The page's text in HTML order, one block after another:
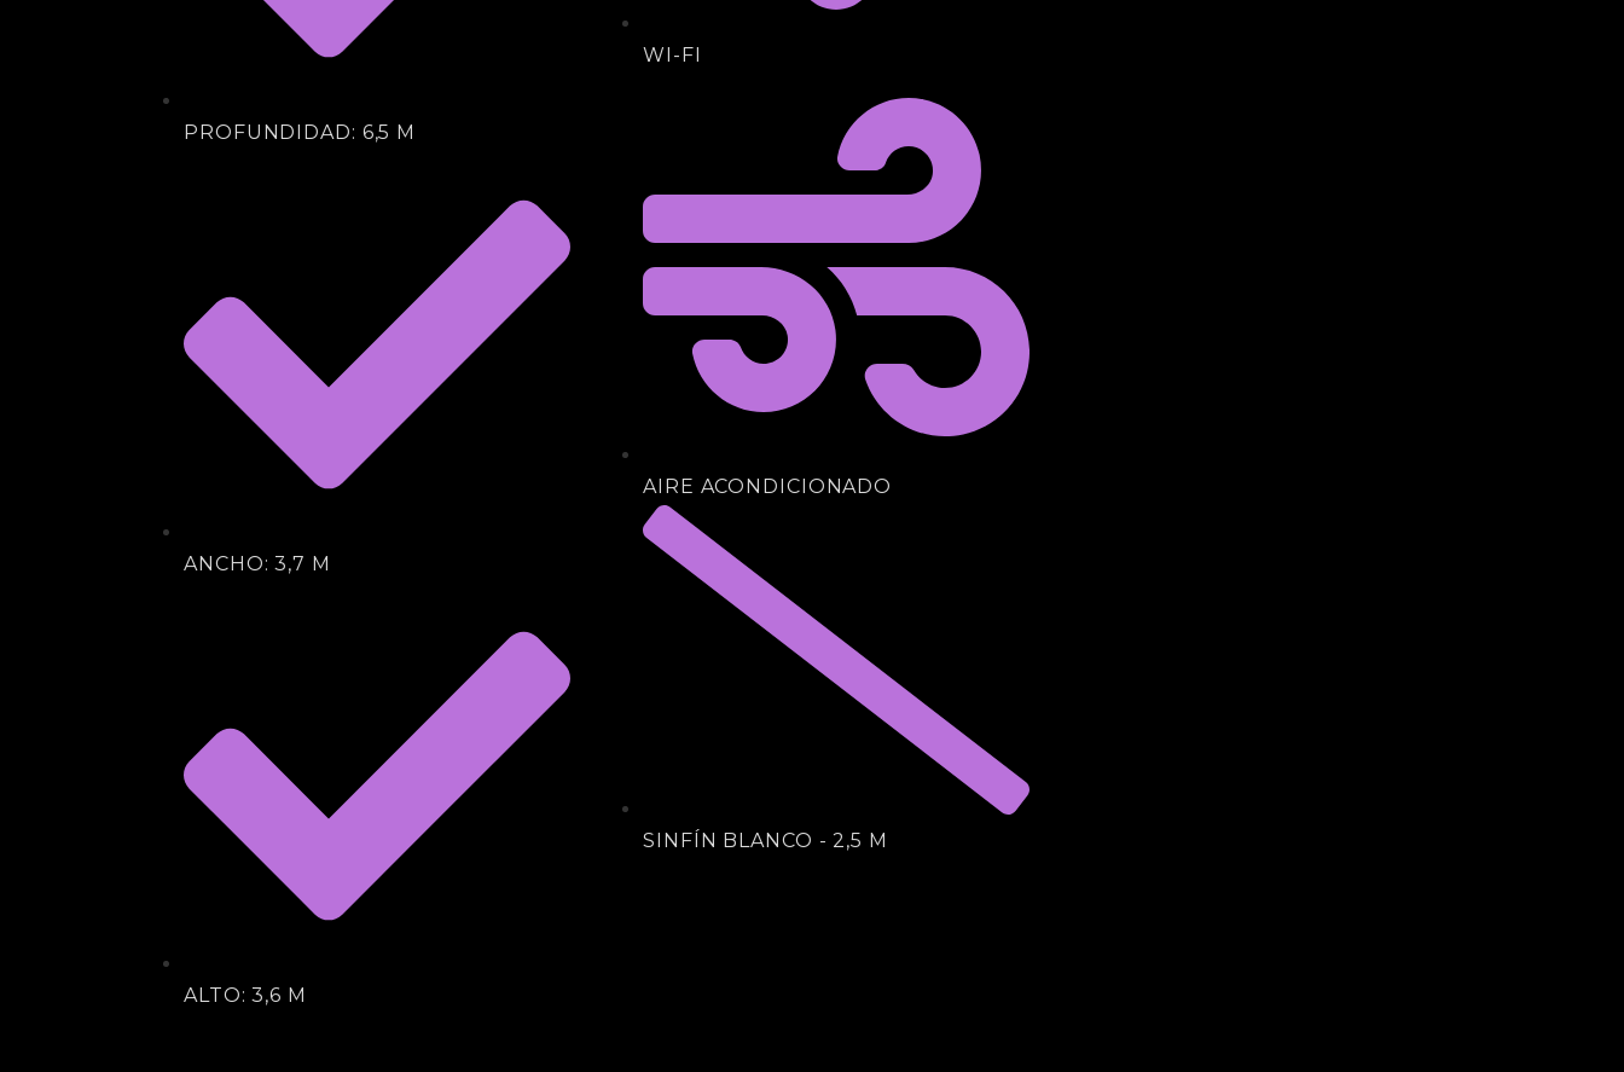
PROFUNDIDAD: 6,5 M
ANCHO: 3,7 M
ALTO: 3,6 M
WI-FI
AIRE ACONDICIONADO
SINFÍN BLANCO - 2,5 M